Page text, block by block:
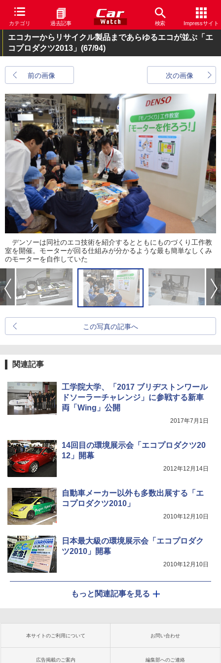
カテゴリ 過去記事 検索 Impressサイト
エコカーからリサイクル製品まであらゆるエコが並ぶ「エ
コプロダクツ2013」 (67/94)
前の画像 次の画像
デンソーは同社のエコ技術を紹介するとともにものづくり工作教
室を開催。モーターが回る仕組みが分かるような最も簡単なしくみ
のモーターを自作していた
この写真の記事へ
関連記事
工学院大学、「2017 ブリヂストンワール
ドソーラーチャレンジ」に参戦する新車
両「Wing」公開
2017年7月1日
14回目の環境展示会「エコプロダクツ20
12」開幕
2012年12月14日
自動車メーカー以外も多数出展する「エ
コプロダクツ2010」
2010年12月10日
日本最大級の環境展示会「エコプロダク
ツ2010」開幕
2010年12月10日
もっと関連記事を見る
本サイトのご利用について お問い合わせ
広告掲載のご案内 編集部へのご連絡